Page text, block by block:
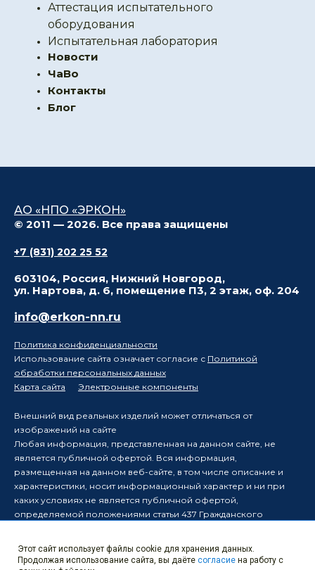
Аттестация испытательного
оборудования
Испытательная лаборатория
Новости
ЧаВо
Контакты
Блог
АО «НПО «ЭРКОН»
© 2011 — 2026. Все права защищены
+7 (831) 202 25 52
603104, Россия, Нижний Новгород,
ул. Нартова, д. 6, помещение П3, 2 этаж, оф. 204
info@erkon-nn.ru
Политика конфиденциальности
Использование сайта означает согласие с Политикой
обработки персональных данных
Карта сайта
Электронные компоненты
Внешний вид реальных изделий может отличаться от
изображений на сайте
Любая информация, представленная на данном сайте, не
является публичной офертой. Вся информация,
размещенная на данном веб-сайте, в том числе описание и
характеристики, носит информационный характер и ни при
каких условиях не является публичной офертой,
определяемой положениями статьи 437 Гражданского
Производитель оставляет за собой право в одностороннем
порядке вносить изменения в информацию, размещенную на
Этот сайт использует файлы cookie для хранения данных.
Продолжая использование сайта, вы даёте согласие на работу с